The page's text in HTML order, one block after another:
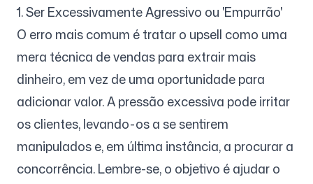
1. Ser Excessivamente Agressivo ou 'Empurrão'
O erro mais comum é tratar o upsell como uma
mera técnica de vendas para extrair mais
dinheiro, em vez de uma oportunidade para
adicionar valor. A pressão excessiva pode irritar
os clientes, levando-os a se sentirem
manipulados e, em última instância, a procurar a
concorrência. Lembre-se, o objetivo é ajudar o